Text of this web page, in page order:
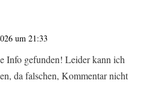
um 21:33
Info gefunden! Leider kann ich
da falschen, Kommentar nicht